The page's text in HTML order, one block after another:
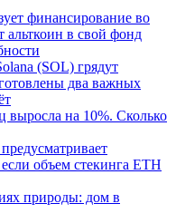
финансирование во
альткоин в свой фонд
(SOL) грядут
два важных
выросла на 10%. Сколько
объем стекинга ETH
природы: дом в